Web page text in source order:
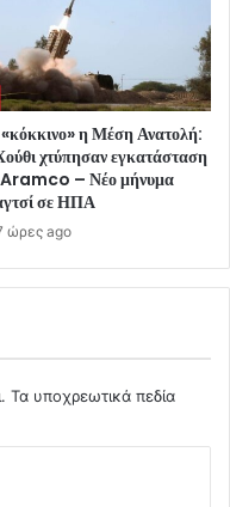
η Μέση Ανατολή:
χτύπησαν εγκατάσταση
Aramco – Νέο μήνυμα
σε ΗΠΑ
ώρες ago
Τα υποχρεωτικά πεδία